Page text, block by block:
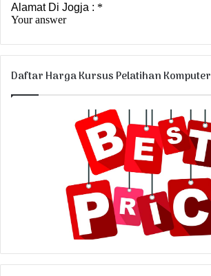
Daftar Harga Kursus Pelatihan Komputer